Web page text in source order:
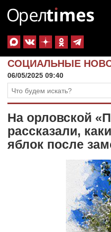
СОЦИАЛЬНЫЕ
06/05/2025 09:40
На орловской
рассказали,
яблок после